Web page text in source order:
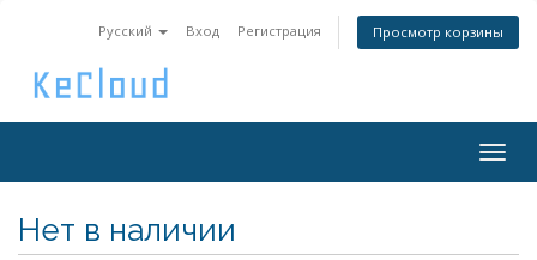
Русский Вход Регистрация Просмотр корзины
Нет в наличии